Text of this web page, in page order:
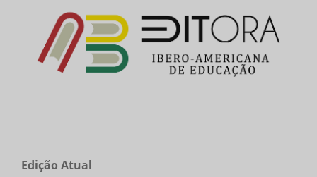
Edição Atual